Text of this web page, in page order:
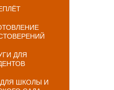
ДЛЯ
ШКОЛЫ И